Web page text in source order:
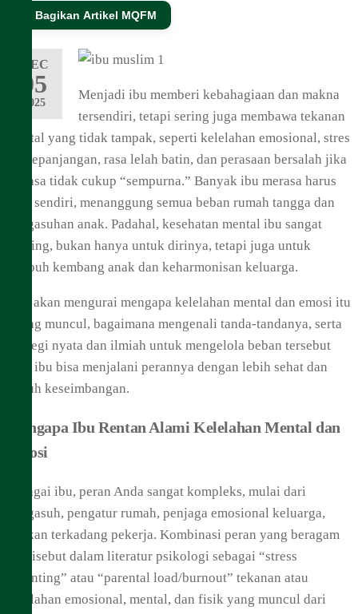
🔗 Bagikan Artikel MQFM
DEC
05
2025
Menjadi ibu memberi kebahagiaan dan makna
tersendiri, tetapi sering juga membawa tekanan
mental yang tidak tampak, seperti kelelahan emosional, stres
berkepanjangan, rasa lelah batin, dan perasaan bersalah jika
merasa tidak cukup “sempurna.” Banyak ibu merasa harus
kuat sendiri, menanggung semua beban rumah tangga dan
pengasuhan anak. Padahal, kesehatan mental ibu sangat
penting, bukan hanya untuk dirinya, tetapi juga untuk
tumbuh kembang anak dan keharmonisan keluarga.
Kita akan mengurai mengapa kelelahan mental dan emosi itu
sering muncul, bagaimana mengenali tanda-tandanya, serta
strategi nyata dan ilmiah untuk mengelola beban tersebut
agar ibu bisa menjalani perannya dengan lebih sehat dan
penuh keseimbangan.
Mengapa Ibu Rentan Alami Kelelahan Mental dan
Emosi
Sebagai ibu, peran Anda sangat kompleks, mulai dari
pengasuh, pengatur rumah, penjaga emosional keluarga,
bahkan terkadang pekerja. Kombinasi peran yang beragam
ini disebut dalam literatur psikologi sebagai “stress
parenting” atau “parental load/burnout” tekanan atau
kelelahan emosional, mental, dan fisik yang muncul dari